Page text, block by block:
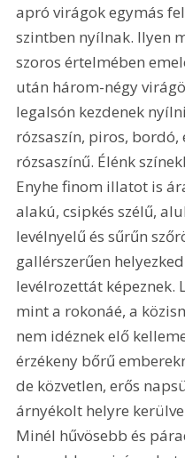
apró virágok egymás
szintben nyílnak. Ilyen
szoros értelmében
után három-négy
legalsón kezdenek
rózsaszín, piros, bordó,
rózsaszínű. Élénk
Enyhe finom illatot is
alakú, csipkés szélű,
levélnyelű és sűrűn
gallérszerűen
levélrozettát képeznek.
mint a rokonáé, a
nem idéznek elő
érzékeny bőrű
de közvetlen, erős
árnyékolt helyre
Minél hűvösebb és